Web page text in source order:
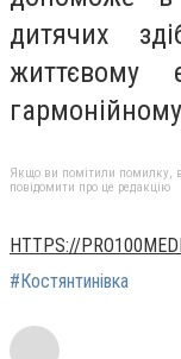
дитячих
життєвому
Якщо ви помітили помилку,
повідомити про це редакцію
HTTPS://
#Костянтинівка